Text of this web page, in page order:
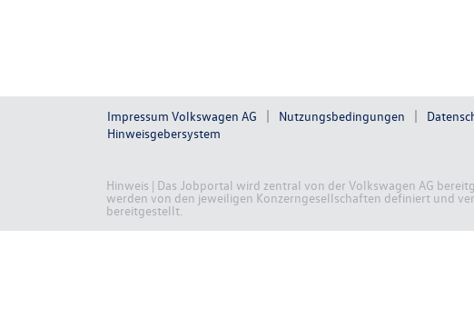
Impressum Volkswagen AG Nutzungsbedingungen
Hinweisgebersystem
Hinweis | Das Jobportal wird zentral von der Volkswagen AG
werden von den jeweiligen Konzerngesellschaften definiert und
bereitgestellt.